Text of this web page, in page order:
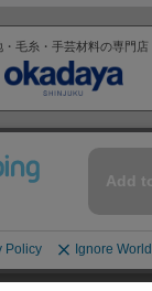
・毛糸・手芸材料の専門店
カダヤ
記 プライバシーポリシー